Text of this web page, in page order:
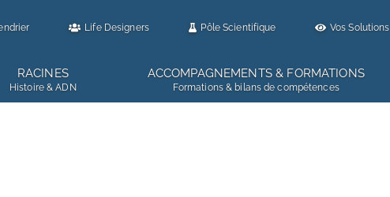
Life Designers Pôle Scientifique Vos Solutions
RACINES
Histoire & ADN
ACCOMPAGNEMENTS & FORMATIONS
Formations & bilans de compétences